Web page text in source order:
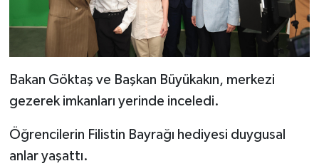
Bakan Göktaş ve Başkan Büyükakın, merkezi
gezerek imkanları yerinde inceledi.
Öğrencilerin Filistin Bayrağı hediyesi duygusal
anlar yaşattı.